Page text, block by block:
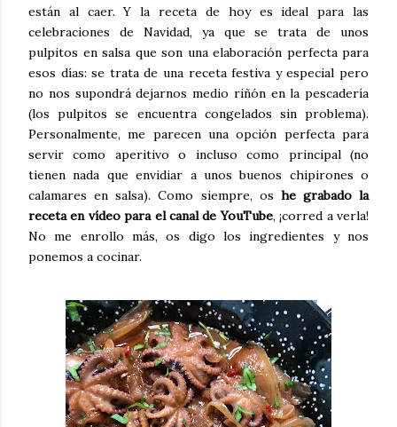
están al caer. Y la receta de hoy es ideal para las
celebraciones de Navidad, ya que se trata de unos
pulpitos en salsa que son una elaboración perfecta para
esos días: se trata de una receta festiva y especial pero
no nos supondrá dejarnos medio riñón en la pescadería
(los pulpitos se encuentra congelados sin problema).
Personalmente, me parecen una opción perfecta para
servir como aperitivo o incluso como principal (no
tienen nada que envidiar a unos buenos chipirones o
calamares en salsa). Como siempre, os he grabado la
receta en vídeo para el canal de YouTube, ¡corred a verla!
No me enrollo más, os digo los ingredientes y nos
ponemos a cocinar.